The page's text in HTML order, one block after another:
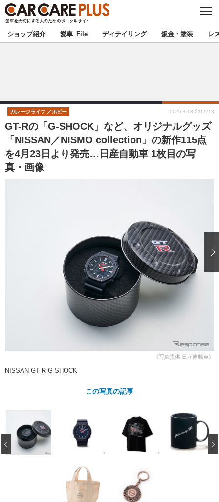
C
S
E
★カーケアプラス認定★ 厳選プロショップを地域から探す
甲信越 北陸
東海 関西
中国 四国
愛車 File
ストップ！不具合修理＆粗悪修理
鈑金・塗装
ディテイリング 洗車
ヘッドライト磨き コーティング
フィルム・ラッピング
小キズ直し 防錆
ストップ 不具合修理＆粗悪修理
カーメーカー「旧車」関連プロジェ
クト
ショップレポート プロショップ検索
カーメーカー「旧車」関連プロジ
インタビュー
イベントレポート
ショップ紹介 愛車 File ディテイリング 鈑金・塗装 レ
GT-Rの「G-SHOCK」など、オリジナルグッズ
「NISSAN／NISMO collection」の新作115点
を4月23日より発売…日産自動車 1枚目の写
真・画像
ガレージライフ ホビー 2026.4.18 Sat 5:13
《写真提供 日産自動車》
NISSAN GT‑R G-SHOCK
この写真の記事
‹